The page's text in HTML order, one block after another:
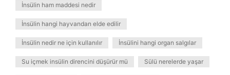
İnsülin ham maddesi nedir
İnsülin hangi hayvandan elde edilir
İnsülin nedir ne için kullanılır İnsülini hangi organ salgılar
Su içmek insülin direncini düşürür mü Sülü nerelerde yaşar